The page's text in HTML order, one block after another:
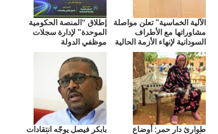
الآلية الخماسية” تعلن مواصلة
مشاوراتها مع الأطراف
السودانية لإنهاء الأزمة الحالية
إطلاق “المنصة الحكومية
الموحدة” لإدارة سجلات
موظفي الدولة
طوارئ دار حمر: أوضاع
بابكر فيصل يوجّه انتقادات